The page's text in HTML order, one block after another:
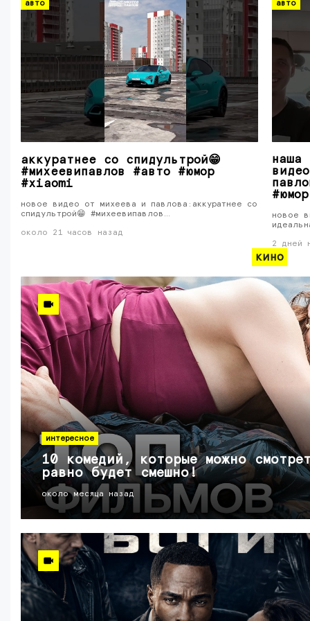
авто
аккуратнее со спидультрой😁
#михеевипавлов #авто #юмор
#xiaomi
новое видео от михеева и павлова:аккуратнее со
спидультрой😁 #михеевипавлов…
около 21 часов назад
авто
наша
новое
2 дней
кино
интересное
10 комедий, которые можно
равно будет смешно!
около месяца назад